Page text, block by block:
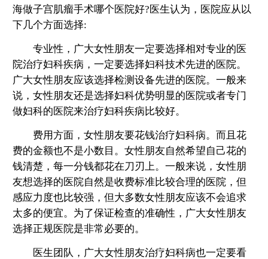
海做子宫肌瘤手术哪个医院好?医生认为，医院应从以
下几个方面选择:
专业性，广大女性朋友一定要选择相对专业的医
院治疗妇科疾病，一定要选择妇科技术先进的医院。
广大女性朋友应该选择检测设备先进的医院。一般来
说，女性朋友还是选择妇科优势明显的医院或者专门
做妇科的医院来治疗妇科疾病比较好。
费用方面，女性朋友要花钱治疗妇科病。而且花
费的金额也不是小数目。女性朋友自然希望自己花的
钱清楚，每一分钱都花在刀刃上。一般来说，女性朋
友想选择的医院自然是收费标准比较合理的医院，但
感应力度也比较强，但大多数女性朋友应该不会追求
太多的便宜。为了保证检查的准确性，广大女性朋友
选择正规医院是非常必要的。
医生团队，广大女性朋友治疗妇科病也一定要看